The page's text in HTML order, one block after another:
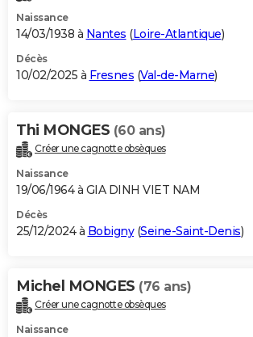
Naissance
14/03/1938 à Nantes (Loire-Atlantique)
Décès
10/02/2025 à Fresnes (Val-de-Marne)
Thi MONGES (60 ans)
Créer une cagnotte obsèques
Naissance
19/06/1964 à GIA DINH VIET NAM
Décès
25/12/2024 à Bobigny(Seine-Saint-Denis)
Michel MONGES (76 ans)
Créer une cagnotte obsèques
Naissance